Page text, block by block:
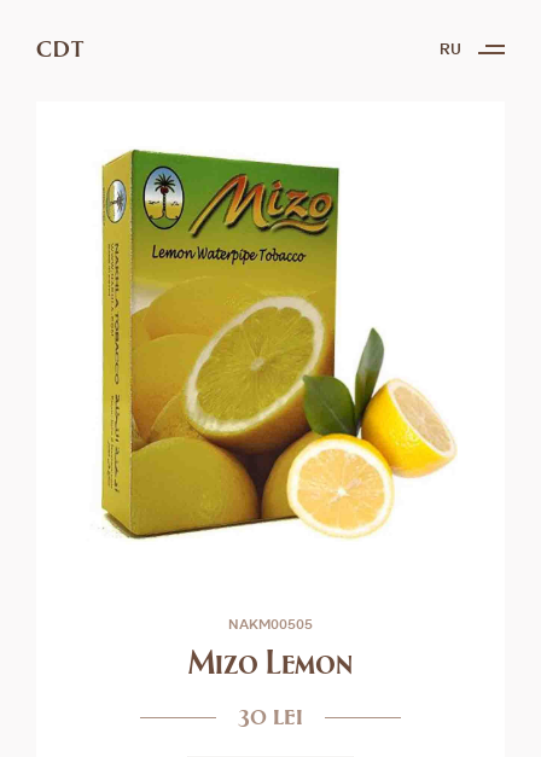
CDT RU
NAKM00505
Mizo Lemon
30 lei